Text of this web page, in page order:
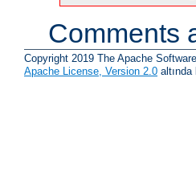
Comments
Copyright 2019 The Apache
Apache License, Version 2.0 altında